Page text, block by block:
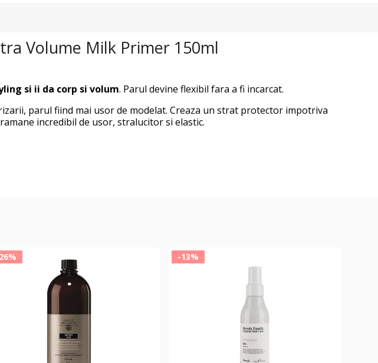
Volume Milk Primer 150ml
si ii da corp si volum. Parul devine flexibil fara a fi incarcat.
parul fiind mai usor de modelat. Creaza un strat protector impotriva
incredibil de usor, stralucitor si elastic.
-13%